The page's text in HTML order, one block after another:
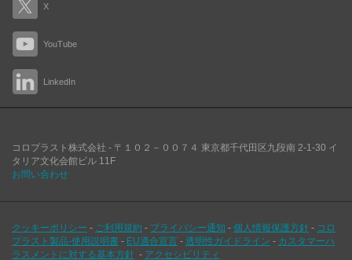
X
YouTube
LinkedIn
コロプラスト株式会社 - 〒１０２－００７４ 東京都千代田区九段南 2-1-30 イ
タリア文化会館ビル 11F
お問い合わせ
クッキーポリシー - ご利用規約 - プライバシー通知 - 個人情報保護方針 - コロ
プラスト製品-使用説明書 - EU適合宣言 - 透明性ガイドライン - カスタマーハ
ラスメントに対する基本方針 - アクセシビリティ